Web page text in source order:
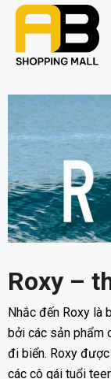
Roxy –
Nhắc đến Roxy là
bởi các sản phẩm
đi biển. Roxy
các cô gái tuổi